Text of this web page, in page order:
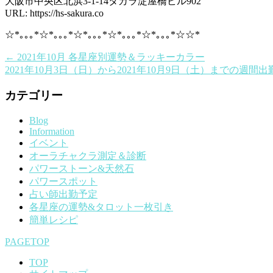
URL: https://hs-sakura.co
☆*｡｡｡*☆*｡｡｡*☆*｡｡｡*☆*｡｡｡*☆*｡｡｡*☆☆*
← 2021年10月 各星座別運勢＆ラッキーカラー
2021年10月3日（日）から2021年10月9日（土）までの週間出
カテゴリー
Blog
Information
イベント
オーラチャクラ測定＆診断
パワーストーン&天然石
パワースポット
占い師出勤予定
各星座の運勢&タロット一枚引き
簡単レシピ
PAGETOP
TOP